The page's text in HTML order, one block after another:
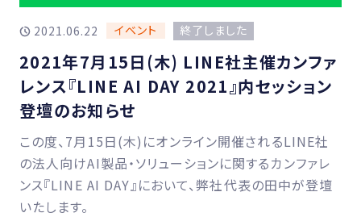
2021.06.22 イベント 終了しました
2021年7月15日(木) LINE社主催カンファ
レンス『LINE AI DAY 2021』内セッション
登壇のお知らせ
この度、7月15日(木)にオンライン開催されるLINE社
の法人向けAI製品・ソリューションに関するカンファレ
ンス『LINE AI DAY』において、弊社代表の田中が登壇
いたします。